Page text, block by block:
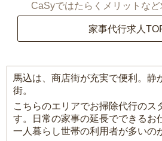
CaSyではたらくメリットな
家事代行求人
馬込は、商店街が充実で便利。静
街。
こちらのエリアでお掃除代行のス
す。日常の家事の延長でできるお
一人暮らし世帯の利用者が多いの